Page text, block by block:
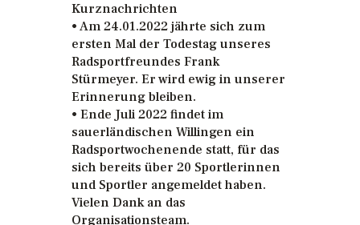
Kurznachrichten
• Am 24.01.2022 jährte sich zum
ersten Mal der Todestag unseres
Radsportfreundes Frank
Stürmeyer. Er wird ewig in unserer
Erinnerung bleiben.
• Ende Juli 2022 findet im
sauerländischen Willingen ein
Radsportwochenende statt, für das
sich bereits über 20 Sportlerinnen
und Sportler angemeldet haben.
Vielen Dank an das
Organisationsteam.